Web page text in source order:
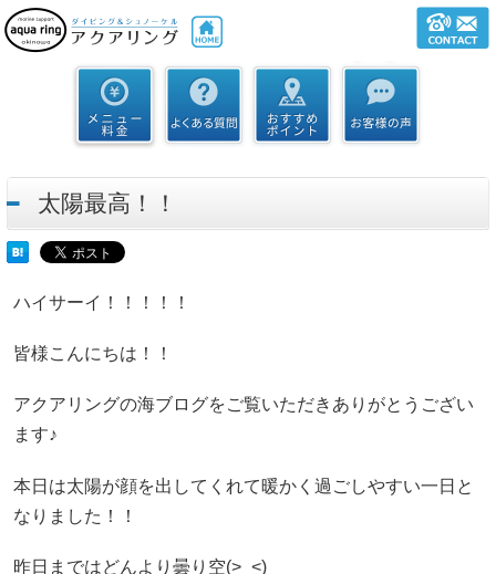
太陽最高！！
ハイサーイ！！！！！
皆様こんにちは！！
アクアリングの海ブログをご覧いただきありがとうござい
ます♪
本日は太陽が顔を出してくれて暖かく過ごしやすい一日と
なりました！！
昨日まではどんより曇り空(>_<)